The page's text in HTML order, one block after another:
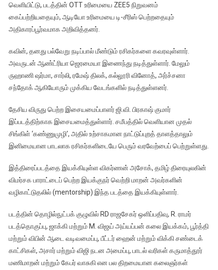
வெளியிட்டு, படத்தின் OTT உரிமையை ZEE5 நிறுவனம்
கைப்பற்றியதையும், ஆடியோ உரிமையை டி-சீரிஸ் பெற்றதையும்
அதிகாரப்பூர்வமாக அறிவித்தனர்.
கவின், தனது பல்வேறு நடிப்பால் மீண்டும் ரசிகர்களை கவரவுள்ளார்.
அவருடன் ஆண்ட்ரியா ஜெரமையா இணைந்து நடித்துள்ளார். மேலும்
ருஹாணி ஷர்மா, சார்லி, ரமேஷ் திலக், கல்லூரி வினோத், அர்ச்சனா
சந்தோக் ஆகியோரும் முக்கிய வேடங்களில் நடித்துள்ளனர்.
தேசிய விருது பெற்ற இசையமைப்பாளர் ஜி.வி. பிரகாஷ் குமார்
இப்படத்திற்காக இசையமைத்துள்ளார். சமீபத்தில் வெளியான முதல்
சிங்கிள் ‘கண்ணுமுழி’, அதில் உற்சாகமான நாட்டுப்புறத் தாளத்தாலும்
இனிமையான பாடலாக ரசிகர்களிடையே பெரும் வரவேற்பைப் பெற்றுள்ளது.
இத்திரைப்படத்தை இயக்கியுள்ள விகர்ணன் அசோக், தமிழ் திரையுலகின்
விமர்சக பாராட்டைப் பெற்ற இயக்குநர் வெற்றி மாறன் அவர்களின்
வழிகாட்டுதலில் (mentorship) இந்த படத்தை இயக்கியுள்ளார்.
படத்தின் தொழில்நுட்பக் குழுவில் RD ராஜசேகர் ஒளிப்பதிவு, R. ராமர்
படத்தொகுப்பு, ஜாக்கி மற்றும் M. விஜய் அய்யப்பன் கலை இயக்கம், பூர்த்தி
மற்றும் விபின் ஆடை வடிவமைப்பு, பீட்டர் ஹைன் மற்றும் விக்கி சண்டைக்
காட்சிகள், அசார் மற்றும் விஜி நடன அமைப்பு, பாடல் வரிகள் கருமாத்தூர்
மணிமாறன் மற்றும் கேபர் வாசுகி என பல திறமையான கலைஞர்கள்